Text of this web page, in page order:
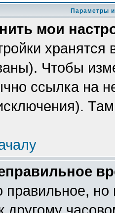
Параметры
мои
Чтобы
ссылка на